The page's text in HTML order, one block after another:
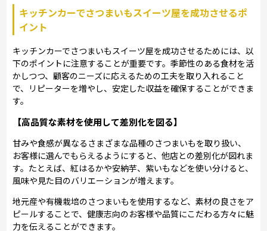
キッチンカーでさつまいもスイーツ屋を成功させるポ
イント
キッチンカーでさつまいもスイーツ屋を成功させるためには、以
下のポイントに注意することが重要です。季節性のある食材を活
かしつつ、顧客のニーズに応えるための工夫を取り入れること
で、リピーターを増やし、安定した収益を確保することができま
す。
【高品質な素材を使用して差別化を図る】
甘みや食感が異なるさまざまな品種のさつまいもを取り扱い、
お客様に選んでもらえるようにすると、他店との差別化が図れま
す。たとえば、紅はるかや安納芋、紫いもなどを使い分けると、
風味や見た目のバリエーションが増えます。
地元産や有機栽培のさつまいもを使用するなど、素材の良さをア
ピールすることで、健康志向のお客様や品質にこだわる方々に魅
力を伝えることができます。